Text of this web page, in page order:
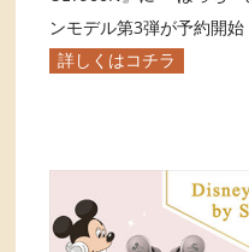
ンモデル第3弾が予約
詳しくはコチラ